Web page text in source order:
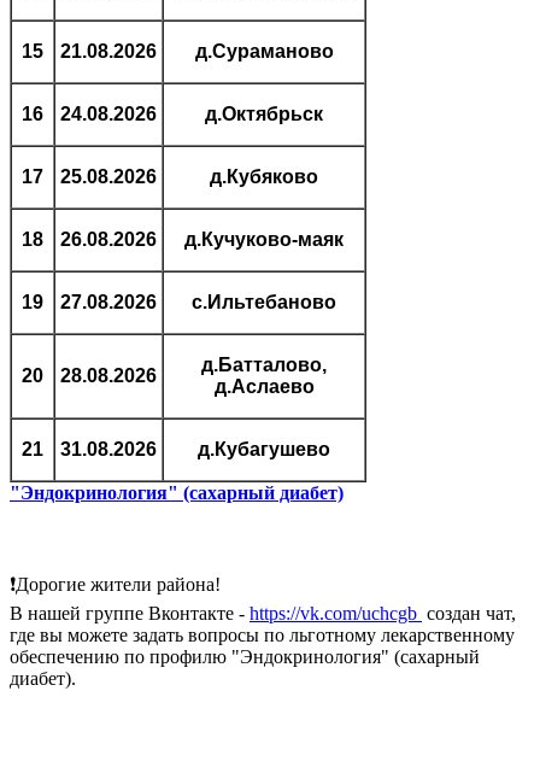
15 21.08.2026 д.Сураманово
16 24.08.2026 д.Октябрьск
17 25.08.2026 д.Кубяково
18 26.08.2026 д.Кучуково-маяк
19 27.08.2026 с.Ильтебаново
20 28.08.2026
д.Батталово,
д.Аслаево
21 31.08.2026 д.Кубагушево
"Эндокринология" (сахарный диабет)
❗Дорогие жители района!
В нашей группе Вконтакте - https://vk.com/uchcgb создан чат,
где вы можете задать вопросы по льготному лекарственному
обеспечению по профилю "Эндокринология" (сахарный
диабет).